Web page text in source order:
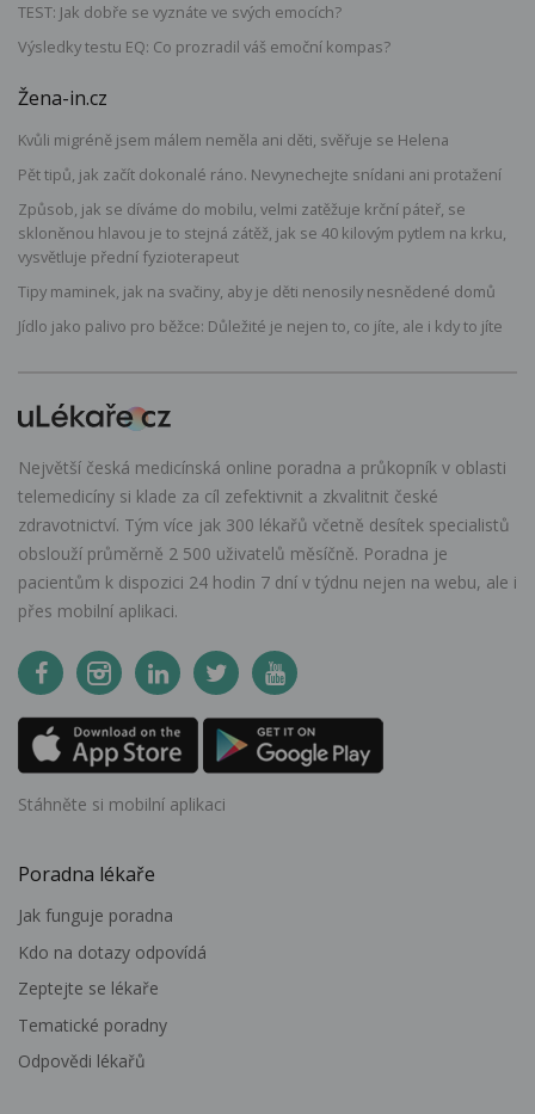
TEST: Jak dobře se vyznáte ve svých emocích?
Výsledky testu EQ: Co prozradil váš emoční kompas?
Žena-in.cz
Kvůli migréně jsem málem neměla ani děti, svěřuje se Helena
Pět tipů, jak začít dokonalé ráno. Nevynechejte snídani ani protažení
Způsob, jak se díváme do mobilu, velmi zatěžuje krční páteř, se
skloněnou hlavou je to stejná zátěž, jak se 40 kilovým pytlem na krku,
vysvětluje přední fyzioterapeut
Tipy maminek, jak na svačiny, aby je děti nenosily nesnědené domů
Jídlo jako palivo pro běžce: Důležité je nejen to, co jíte, ale i kdy to jíte
Největší česká medicínská online poradna a průkopník v oblasti
telemedicíny si klade za cíl zefektivnit a zkvalitnit české
zdravotnictví. Tým více jak 300 lékařů včetně desítek specialistů
obslouží průměrně 2 500 uživatelů měsíčně. Poradna je
pacientům k dispozici 24 hodin 7 dní v týdnu nejen na webu, ale i
přes mobilní aplikaci.
Stáhněte si mobilní aplikaci
Poradna lékaře
Jak funguje poradna
Kdo na dotazy odpovídá
Zeptejte se lékaře
Tematické poradny
Odpovědi lékařů